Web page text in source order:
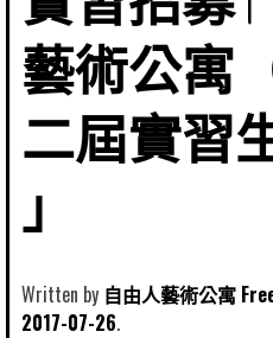
藝術公寓
二屆實習
」
Written by 自由人藝術公寓
2017-07-26